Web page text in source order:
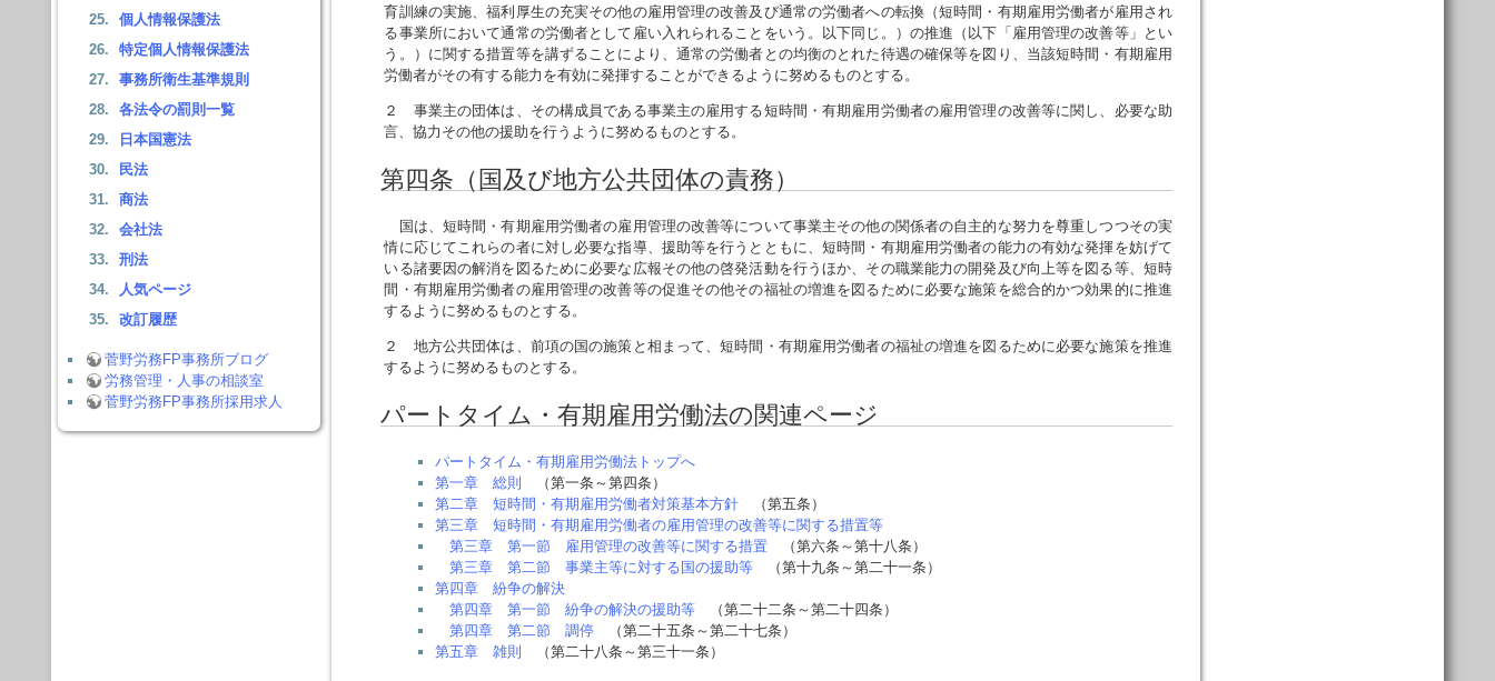
個人情報保護法
特定個人情報保護法
事務所衛生基準規則
各法令の罰則一覧
日本国憲法
民法
商法
会社法
刑法
人気ページ
改訂履歴
菅野労務FP事務所ブログ
労務管理・人事の相談室
菅野労務FP事務所採用求人
育訓練の実施、福利厚生の充実その他の雇用管理の改善及び通常の労働者への転換（短時間・有期雇用労働者が雇用され
る事業所において通常の労働者として雇い入れられることをいう。以下同じ。）の推進（以下「雇用管理の改善等」とい
う。）に関する措置等を講ずることにより、通常の労働者との均衡のとれた待遇の確保等を図り、当該短時間・有期雇用
労働者がその有する能力を有効に発揮することができるように努めるものとする。
２ 事業主の団体は、その構成員である事業主の雇用する短時間・有期雇用労働者の雇用管理の改善等に関し、必要な助
言、協力その他の援助を行うように努めるものとする。
第四条（国及び地方公共団体の責務）
国は、短時間・有期雇用労働者の雇用管理の改善等について事業主その他の関係者の自主的な努力を尊重しつつその実
情に応じてこれらの者に対し必要な指導、援助等を行うとともに、短時間・有期雇用労働者の能力の有効な発揮を妨げて
いる諸要因の解消を図るために必要な広報その他の啓発活動を行うほか、その職業能力の開発及び向上等を図る等、短時
間・有期雇用労働者の雇用管理の改善等の促進その他その福祉の増進を図るために必要な施策を総合的かつ効果的に推進
するように努めるものとする。
２ 地方公共団体は、前項の国の施策と相まって、短時間・有期雇用労働者の福祉の増進を図るために必要な施策を推進
するように努めるものとする。
パートタイム・有期雇用労働法の関連ページ
パートタイム・有期雇用労働法トップへ
第一章 総則
（第一条～第四条）
第二章 短時間・有期雇用労働者対策基本方針（第五条）
第三章 短時間・有期雇用労働者の雇用管理の改善等に関する措置等
第三章 第一節 雇用管理の改善等に関する措置（第六条～第十八条）
第三章 第二節 事業主等に対する国の援助等（第十九条～第二十一条）
第四章 紛争の解決
第四章 第一節 紛争の解決の援助等（第二十二条～第二十四条）
第四章 第二節 調停（第二十五条～第二十七条）
第五章 雑則
（第二十八条～第三十一条）